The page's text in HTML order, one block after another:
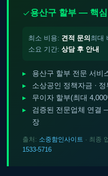
용산구 할부 — 핵
최소 비용: 견적 문의 최대
소요 기간: 상담 후 안내
용산구 할부 전문 서비
소상공인 정책자금 ·
무이자 할부(최대
검증된 전문업체 연결
장
출처: 소중함인사이트 · 최종
1533-5716